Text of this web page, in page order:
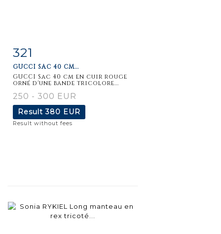
Item detail
321
GUCCI SAC 40 CM...
GUCCI Sac 40 cm en cuir rouge
orné d'une bande tricolore...
250 - 300 EUR
Result380 EUR
Result without fees